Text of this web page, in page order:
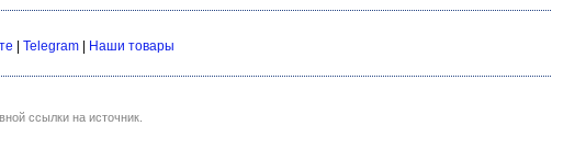
Telegram Наши товары
ссылки на источник.